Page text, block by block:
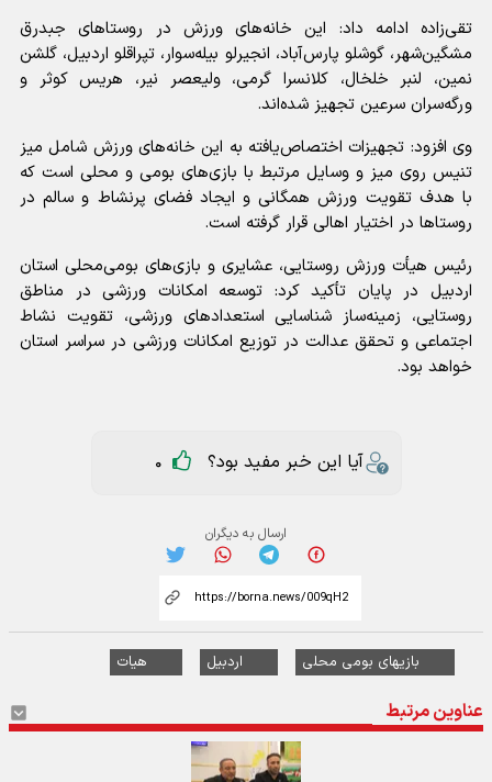
تقی‌زاده ادامه داد: این خانه‌های ورزش در روستاهای جبدرق
مشگین‌شهر، گوشلو پارس‌آباد، انجیرلو بیله‌سوار، تپراقلو اردبیل، گلشن
نمین، لنبر خلخال، کلانسرا گرمی، ولیعصر نیر، هریس کوثر و
ورگه‌سران سرعین تجهیز شده‌اند.
وی افزود: تجهیزات اختصاص‌یافته به این خانه‌های ورزش شامل میز
تنیس روی میز و وسایل مرتبط با بازی‌های بومی و محلی است که
با هدف تقویت ورزش همگانی و ایجاد فضای پرنشاط و سالم در
روستاها در اختیار اهالی قرار گرفته است.
رئیس هیأت ورزش روستایی، عشایری و بازی‌های بومی‌محلی استان
اردبیل در پایان تأکید کرد: توسعه امکانات ورزشی در مناطق
روستایی، زمینه‌ساز شناسایی استعدادهای ورزشی، تقویت نشاط
اجتماعی و تحقق عدالت در توزیع امکانات ورزشی در سراسر استان
خواهد بود.
آیا این خبر مفید بود؟ 0
ارسال به دیگران
بازیهای بومی محلی اردبیل هیات
عناوین مرتبط